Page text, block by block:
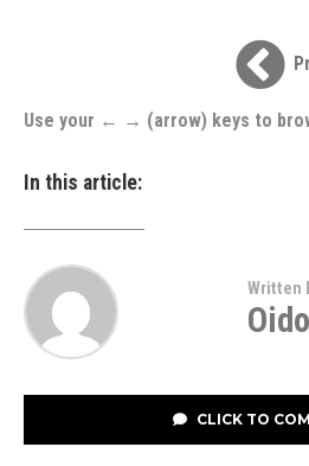
Use your ← → (arrow) keys to
In this article:
Written
CLICK TO